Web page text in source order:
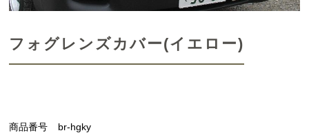
フォグレンズカバー(イエロー)
商品番号 br-hgky